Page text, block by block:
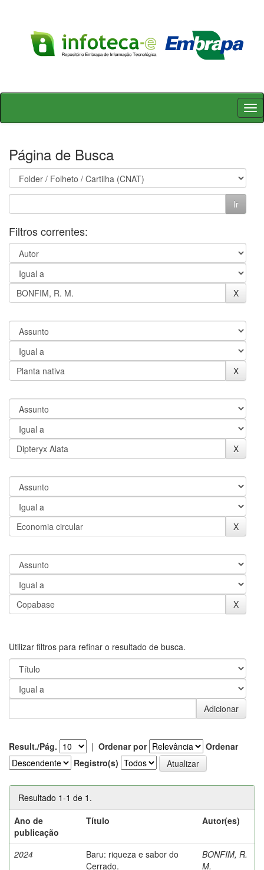
Skip
Página de Busca
Filtros correntes:
Utilizar filtros para refinar o resultado de busca.
Result./Pág. | Ordenar por
Ordenar
Registro(s)
Resultado 1-1 de 1.
Ano de
publicação
Título Autor(es)
2024
Baru: riqueza e sabor do
Cerrado.
BONFIM, R.
M.